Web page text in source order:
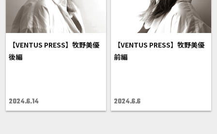
【VENTUS PRESS】牧野美優
後編
2024.6.14
【VENTUS PRESS】牧野美優
前編
2024.6.6